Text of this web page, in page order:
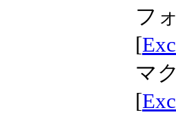
フ
[
マ
[